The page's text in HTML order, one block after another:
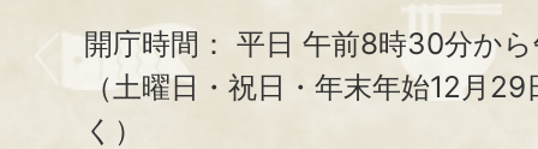
開庁時間： 平日 午前8時30分か
（土曜日・祝日・年末年始12月
く）